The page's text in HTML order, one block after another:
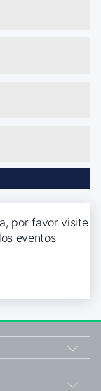
por favor visite
eventos